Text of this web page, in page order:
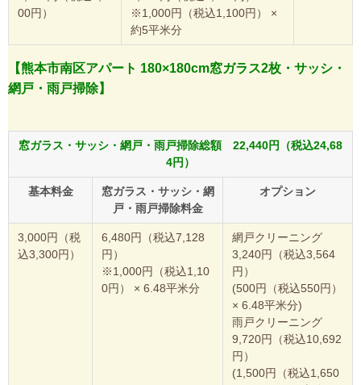
00円）
※1,000円（税込1,100円） ×
約5平米分
【熊本市南区アパート 180×180cm窓ガラス2枚・サッシ・
網戸・雨戸掃除】
窓ガラス・サッシ・網戸・雨戸掃除総額 22,440円（税込24,68
4円）
基本料金
窓ガラス・サッシ・網
戸・雨戸掃除料金
オプション
3,000円（税
込3,300円）
6,480円（税込7,128
円）
※1,000円（税込1,10
0円） × 6.48平米分
網戸クリーニング
3,240円（税込3,564
円）
(500円（税込550円）
× 6.48平米分)
雨戸クリーニング
9,720円（税込10,692
円）
(1,500円（税込1,650